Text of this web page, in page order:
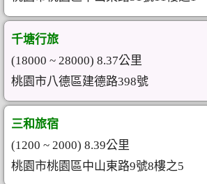
千塘行旅
(18000 ~ 28000) 8.37公里
桃園市八德區建德路398號
三和旅宿
(1200 ~ 2000) 8.39公里
桃園市桃園區中山東路9號8樓之5